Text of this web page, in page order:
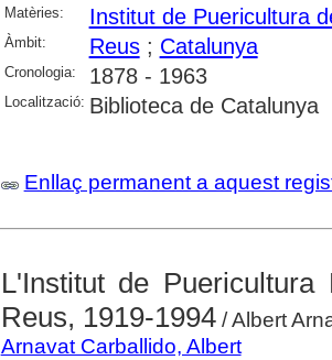
Matèries: Institut de Puericultura
Àmbit: Reus; Catalunya
Cronologia: 1878 - 1963
Localització: Biblioteca de Catalunya
Enllaç permanent a aquest
L'Institut de
Reus, 1919-1994/ Albert
Arnavat Carballido, Albert